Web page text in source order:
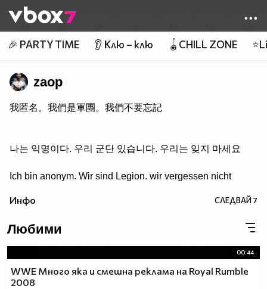
👾
🎉 PARTY TIME 👂 Клю – клю 🪀CHILL ZONE
zaop
我匿名。我們是軍團。我們不要忘記
나는 익명이다. 우리 군단 있습니다. 우리는 잊지 마세요
Ich bin anonym. Wir sind Legion. wir vergessen nicht
Инфо СЛЕДВАЙ7
Любими
00:44
WWE Много яка и смешна реклама на Royal Rumble
2008